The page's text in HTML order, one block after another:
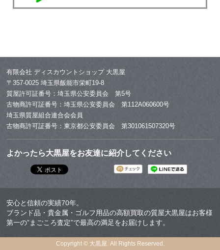
有限会社 ディスカウントショップ 大黒屋
〒357-0025 埼玉県飯能市栄町19-8
質屋許可証番号：埼玉県公安委員会 第5号
古物商許可証番号：埼玉県公安委員会 第112A060600号
埼玉県質屋組合連合会会員
古物商許可証番号：東京都公安委員会 第301061507320号
よかったら大黒屋をお友達に紹介してください
安心と信頼の実績70年。
ブランド品・貴金属・ゴルフ用品の高額買取の質屋大黒屋はお客様
第一の”まごころ査定”で最高の満足をお届けします。
Copyright © 大黒屋. All Rights Reserved.